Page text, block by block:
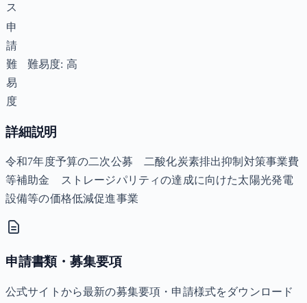
ス
申
請
難
易
度
難易度: 高
詳細説明
令和7年度予算の二次公募 二酸化炭素排出抑制対策事業費
等補助金 ストレージパリティの達成に向けた太陽光発電
設備等の価格低減促進事業
申請書類・募集要項
公式サイトから最新の募集要項・申請様式をダウンロード